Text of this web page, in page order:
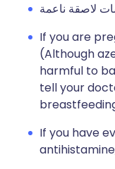
If you are
(Although
harmful to
tell your
If you have